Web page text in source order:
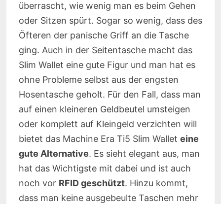
überrascht, wie wenig man es beim Gehen
oder Sitzen spürt. Sogar so wenig, dass des
Öfteren der panische Griff an die Tasche
ging. Auch in der Seitentasche macht das
Slim Wallet eine gute Figur und man hat es
ohne Probleme selbst aus der engsten
Hosentasche geholt. Für den Fall, dass man
auf einen kleineren Geldbeutel umsteigen
oder komplett auf Kleingeld verzichten will
bietet das Machine Era Ti5 Slim Wallet eine
gute Alternative. Es sieht elegant aus, man
hat das Wichtigste mit dabei und ist auch
noch vor RFID geschützt. Hinzu kommt,
dass man keine ausgebeulte Taschen mehr